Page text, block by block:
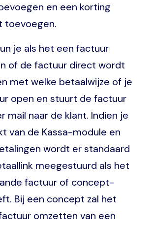
en een korting
toevoegen.
je als het een factuur
of de factuur direct wordt
met welke betaalwijze of je
open en stuurt de factuur
mail naar de klant. Indien je
van de Kassa-module en
wordt er standaard
meegestuurd als het
factuur of concept-
Bij een concept zal het
omzetten van een